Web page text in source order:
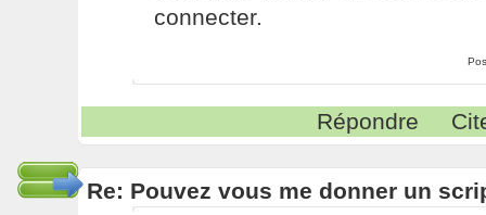
connecter.
Répondre
Re: Pouvez vous me donner un